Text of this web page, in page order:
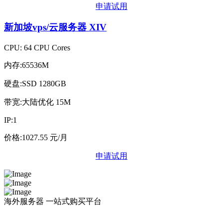
申请试用
新加坡vps/云服务器 XIV
CPU: 64 CPU Cores
内存:65536M
硬盘:SSD 1280GB
带宽:大陆优化 15M
IP:1
价格:1027.55 元/月
申请试用
海外服务器 一站式购买平台